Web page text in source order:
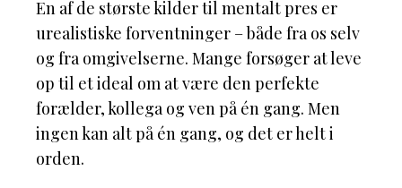
En af de største kilder til mentalt pres er
urealistiske forventninger – både fra os selv
og fra omgivelserne. Mange forsøger at leve
op til et ideal om at være den perfekte
forælder, kollega og ven på én gang. Men
ingen kan alt på én gang, og det er helt i
orden.